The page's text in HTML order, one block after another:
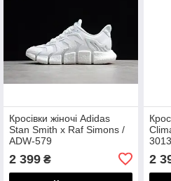
Кросівки жіночі Adidas
Stan Smith x Raf Simons /
ADW-579
2 399₴ 2